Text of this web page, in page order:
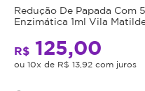
Redução De Papada Com
Enzimática 1ml Vila
R$ 125,00
ou 10x de R$ 13,92 com juros